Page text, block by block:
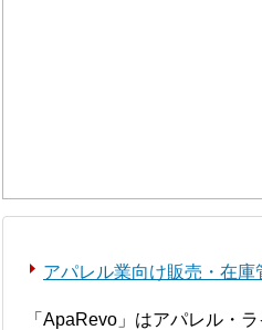
アパレル業向け販売・在庫
「ApaRevo」はアパレル・